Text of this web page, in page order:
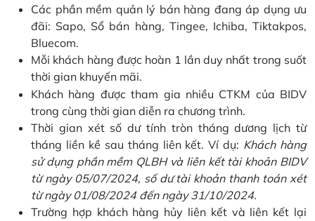
Các phần mềm quản lý bán hàng đang áp dụng ưu
đãi: Sapo, Sổ bán hàng, Tingee, Ichiba, Tiktakpos,
Bluecom.
Mỗi khách hàng được hoàn 1 lần duy nhất trong suốt
thời gian khuyến mãi.
Khách hàng được tham gia nhiều CTKM của BIDV
trong cùng thời gian diễn ra chương trình.
Thời gian xét số dư tính tròn tháng dương lịch từ
tháng liền kề sau tháng liên kết. Ví dụ: Khách hàng
sử dụng phần mềm QLBH và liên kết tài khoản BIDV
từ ngày 05/07/2024, số dư tài khoản thanh toán xét
từ ngày 01/08/2024 đến ngày 31/10/2024.
Trường hợp khách hàng hủy liên kết và liên kết lại